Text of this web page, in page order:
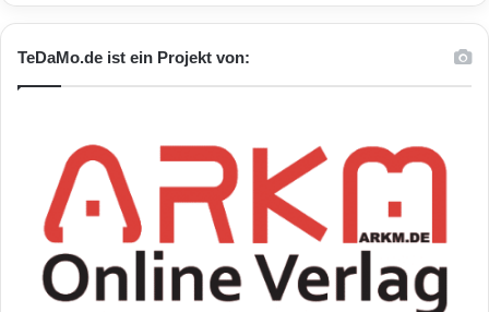
TeDaMo.de ist ein Projekt von: